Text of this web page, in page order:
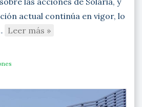
actual continúa en vigor, lo
Leer más »